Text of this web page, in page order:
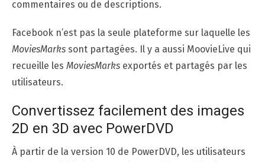
commentaires ou de descriptions.
Facebook n’est pas la seule plateforme sur laquelle les
MoviesMarks sont partagées. Il y a aussi MoovieLive qui
recueille les MoviesMarks exportés et partagés par les
utilisateurs.
Convertissez facilement des images
2D en 3D avec PowerDVD
À partir de la version 10 de PowerDVD, les utilisateurs